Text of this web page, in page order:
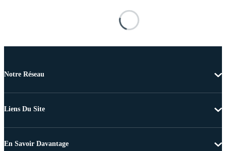
Notre Réseau
Liens Du Site
En Savoir Davantage